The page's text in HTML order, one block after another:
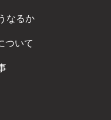
なるか
ついて